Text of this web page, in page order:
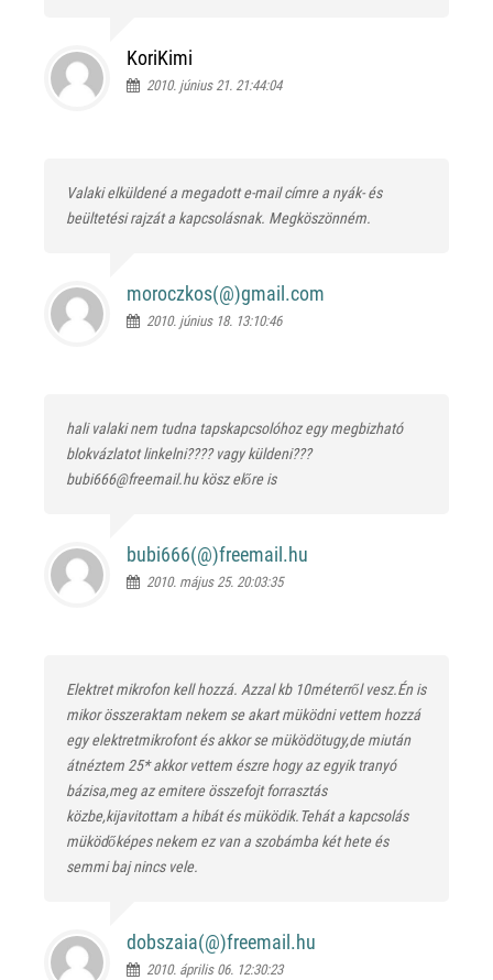
KoriKimi
2010. június 21. 21:44:04
Valaki elküldené a megadott e-mail címre a nyák- és
beültetési rajzát a kapcsolásnak. Megköszönném.
moroczkos(@)gmail.com
2010. június 18. 13:10:46
hali valaki nem tudna tapskapcsolóhoz egy megbizható
blokvázlatot linkelni???? vagy küldeni???
bubi666@freemail.hu kösz előre is
bubi666(@)freemail.hu
2010. május 25. 20:03:35
Elektret mikrofon kell hozzá. Azzal kb 10méterről vesz.Én is
mikor összeraktam nekem se akart müködni vettem hozzá
egy elektretmikrofont és akkor se müködötugy,de miután
átnéztem 25* akkor vettem észre hogy az egyik tranyó
bázisa,meg az emitere összefojt forrasztás
közbe,kijavitottam a hibát és müködik.Tehát a kapcsolás
müködőképes nekem ez van a szobámba két hete és
semmi baj nincs vele.
dobszaia(@)freemail.hu
2010. április 06. 12:30:23